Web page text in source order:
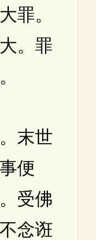
罪。
。罪
末世
便
受佛
念诳